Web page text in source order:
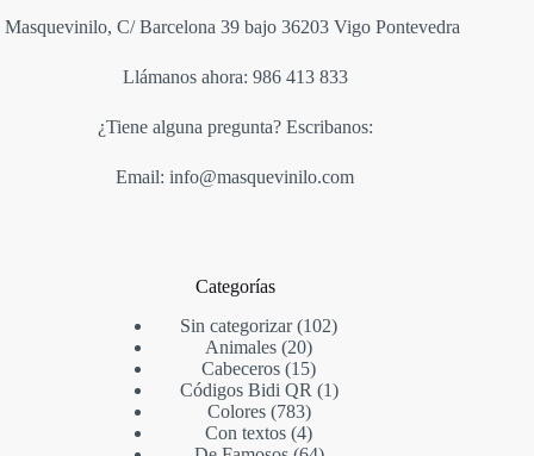
Masquevinilo, C/ Barcelona 39 bajo 36203 Vigo Pontevedra
Llámanos ahora: 986 413 833
¿Tiene alguna pregunta? Escribanos:
Email: info@masquevinilo.com
Categorías
Sin categorizar 102
Animales 20
Cabeceros 15
Códigos Bidi QR
1
Colores 783
Con textos 4